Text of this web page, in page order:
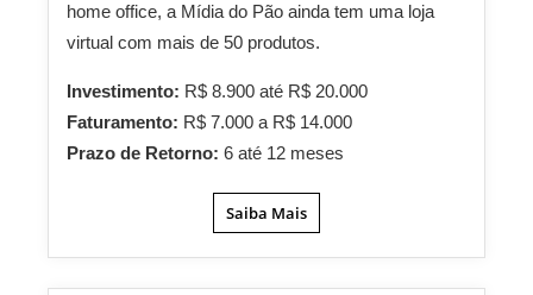
home office, a Mídia do Pão ainda tem uma loja
virtual com mais de 50 produtos.
Investimento: R$ 8.900 até R$ 20.000
Faturamento: R$ 7.000 a R$ 14.000
Prazo de Retorno: 6 até 12 meses
Saiba Mais